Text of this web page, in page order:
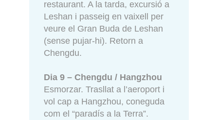
restaurant. A la tarda, excursió a
Leshan i passeig en vaixell per
veure el Gran Buda de Leshan
(sense pujar-hi). Retorn a
Chengdu.
Dia 9 – Chengdu / Hangzhou
Esmorzar. Trasllat a l’aeroport i
vol cap a Hangzhou, coneguda
com el “paradís a la Terra”.